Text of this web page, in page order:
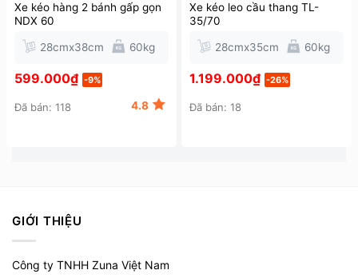
Xe kéo hàng 2 bánh gấp gọn
NDX 60
28cmx38cm 60kg
599.000₫ -9%
Đã bán: 118 4.8
Xe kéo leo cầu thang TL-
35/70
28cmx35cm 60kg
1.199.000₫ -26%
Đã bán: 18
GIỚI THIỆU
Công ty TNHH Zuna Việt Nam